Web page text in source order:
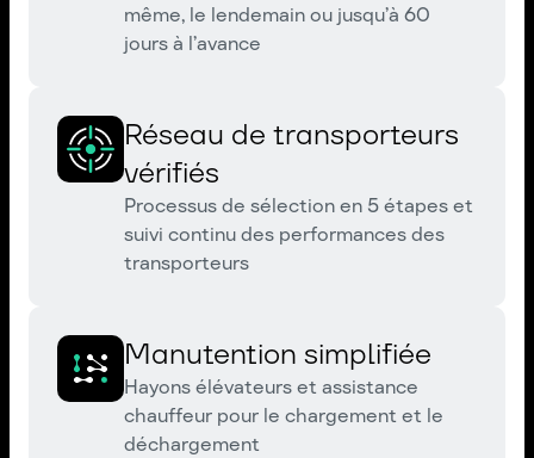
même, le lendemain ou jusqu’à 60
jours à l’avance
Réseau de transporteurs
vérifiés
Processus de sélection en 5 étapes et
suivi continu des performances des
transporteurs
Manutention simplifiée
Hayons élévateurs et assistance
chauffeur pour le chargement et le
déchargement